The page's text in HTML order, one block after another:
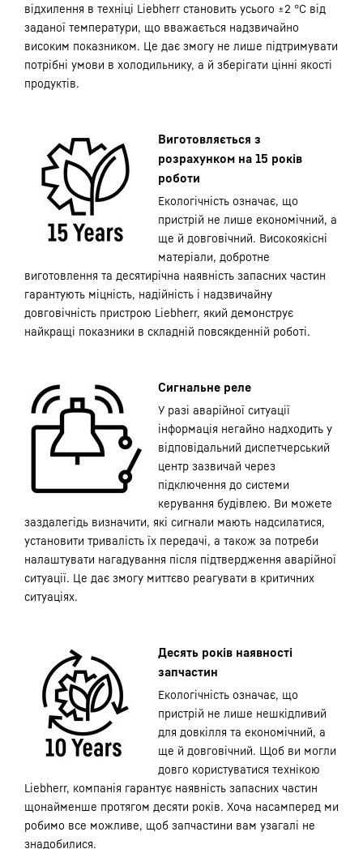
відхилення в техніці Liebherr становить усього ±2 °C від
заданої температури, що вважається надзвичайно
високим показником. Це дає змогу не лише підтримувати
потрібні умови в холодильнику, а й зберігати цінні якості
продуктів.
Виготовляється з
розрахунком на 15 років
роботи
Екологічність означає, що
пристрій не лише економічний, а
ще й довговічний. Високоякісні
матеріали, добротне
виготовлення та десятирічна наявність запасних частин
гарантують міцність, надійність і надзвичайну
довговічність пристрою Liebherr, який демонструє
найкращі показники в складній повсякденній роботі.
Сигнальне реле
У разі аварійної ситуації
інформація негайно надходить у
відповідальний диспетчерський
центр зазвичай через
підключення до системи
керування будівлею. Ви можете
заздалегідь визначити, які сигнали мають надсилатися,
установити тривалість їх передачі, а також за потреби
налаштувати нагадування після підтвердження аварійної
ситуації. Це дає змогу миттєво реагувати в критичних
ситуаціях.
Десять років наявності
запчастин
Екологічність означає, що
пристрій не лише нешкідливий
для довкілля та економічний, а
ще й довговічний. Щоб ви могли
довго користуватися технікою
Liebherr, компанія гарантує наявність запасних частин
щонайменше протягом десяти років. Хоча насамперед ми
робимо все можливе, щоб запчастини вам узагалі не
знадобилися.